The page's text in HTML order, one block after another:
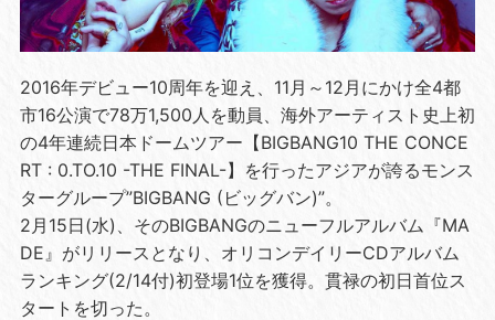
2016年デビュー10周年を迎え、11月～12月にかけ全4都
市16公演で78万1,500人を動員、海外アーティスト史上初
の4年連続日本ドームツアー【BIGBANG10 THE CONCE
RT : 0.TO.10 -THE FINAL-】を行ったアジアが誇るモンス
ターグループ”BIGBANG (ビッグバン)”。
2月15日(水)、そのBIGBANGのニューフルアルバム『MA
DE』がリリースとなり、オリコンデイリーCDアルバム
ランキング(2/14付)初登場1位を獲得。貫禄の初日首位ス
タートを切った。